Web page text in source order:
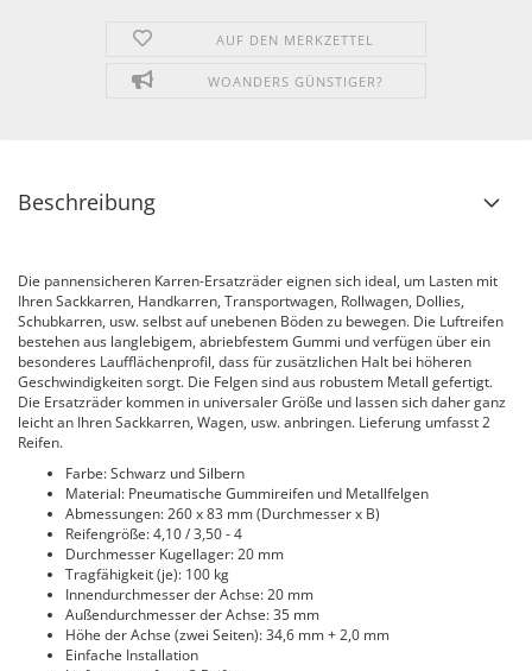
AUF DEN MERKZETTEL
WOANDERS GÜNSTIGER?
Beschreibung
Die pannensicheren Karren-Ersatzräder eignen sich ideal, um Lasten mit
Ihren Sackkarren, Handkarren, Transportwagen, Rollwagen, Dollies,
Schubkarren, usw. selbst auf unebenen Böden zu bewegen. Die Luftreifen
bestehen aus langlebigem, abriebfestem Gummi und verfügen über ein
besonderes Laufflächenprofil, dass für zusätzlichen Halt bei höheren
Geschwindigkeiten sorgt. Die Felgen sind aus robustem Metall gefertigt.
Die Ersatzräder kommen in universaler Größe und lassen sich daher ganz
leicht an Ihren Sackkarren, Wagen, usw. anbringen. Lieferung umfasst 2
Reifen.
Farbe: Schwarz und Silbern
Material: Pneumatische Gummireifen und Metallfelgen
Abmessungen: 260 x 83 mm (Durchmesser x B)
Reifengröße: 4,10 / 3,50 - 4
Durchmesser Kugellager: 20 mm
Tragfähigkeit (je): 100 kg
Innendurchmesser der Achse: 20 mm
Außendurchmesser der Achse: 35 mm
Höhe der Achse (zwei Seiten): 34,6 mm + 2,0 mm
Einfache Installation